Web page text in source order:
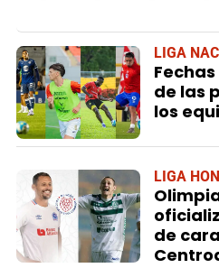
LIGA
de las
los
LIGA
de